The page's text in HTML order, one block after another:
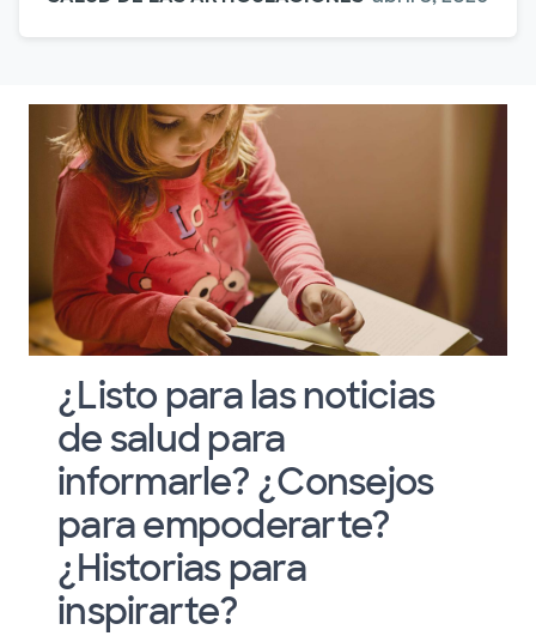
¿Listo para las noticias
de salud para
informarle? ¿Consejos
para empoderarte?
¿Historias para
inspirarte?